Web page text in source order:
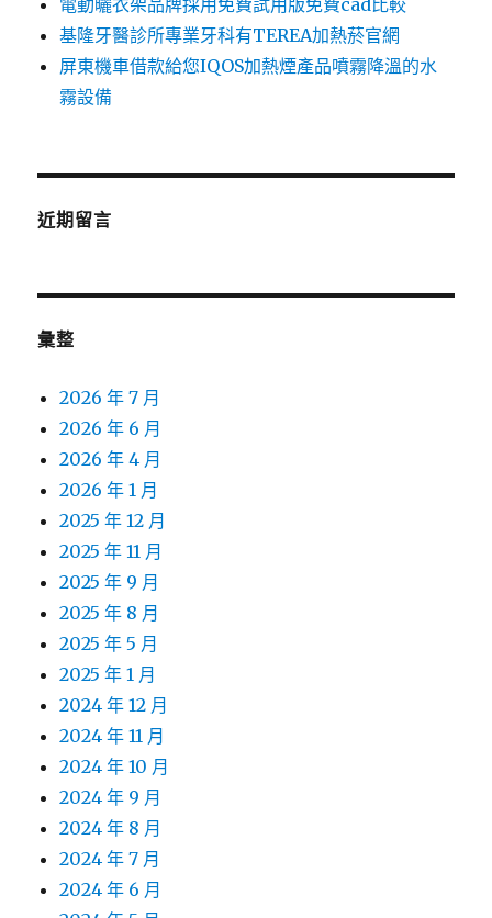
電動曬衣架品牌採用免費試用版免費cad比較
基隆牙醫診所專業牙科有TEREA加熱菸官網
屏東機車借款給您IQOS加熱煙產品噴霧降溫的水
霧設備
近期留言
彙整
2026 年 7 月
2026 年 6 月
2026 年 4 月
2026 年 1 月
2025 年 12 月
2025 年 11 月
2025 年 9 月
2025 年 8 月
2025 年 5 月
2025 年 1 月
2024 年 12 月
2024 年 11 月
2024 年 10 月
2024 年 9 月
2024 年 8 月
2024 年 7 月
2024 年 6 月